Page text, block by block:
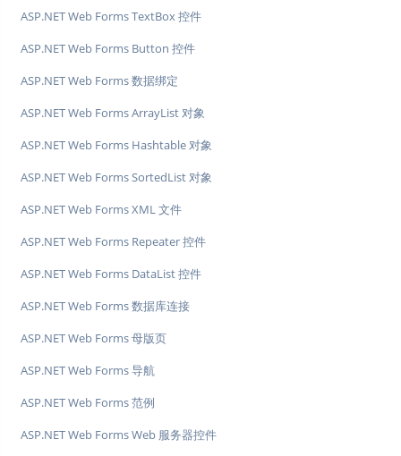
ASP.NET Web Forms TextBox 控件
ASP.NET Web Forms Button 控件
ASP.NET Web Forms 数据绑定
ASP.NET Web Forms ArrayList 对象
ASP.NET Web Forms Hashtable 对象
ASP.NET Web Forms SortedList 对象
ASP.NET Web Forms XML 文件
ASP.NET Web Forms Repeater 控件
ASP.NET Web Forms DataList 控件
ASP.NET Web Forms 数据库连接
ASP.NET Web Forms 母版页
ASP.NET Web Forms 导航
ASP.NET Web Forms 范例
ASP.NET Web Forms Web 服务器控件